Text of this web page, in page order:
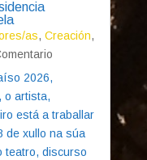
as, Creación,
2026,
o artista,
está a traballar
de xullo na súa
teatro, discurso